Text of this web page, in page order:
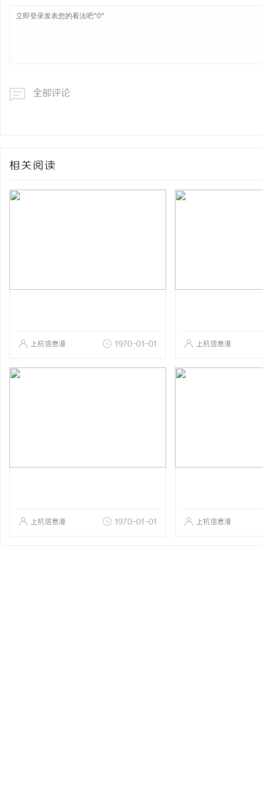
全部评论
相关阅读
上杭信息港 1970-01-01 上杭信息港
上杭信息港 1970-01-01 上杭信息港